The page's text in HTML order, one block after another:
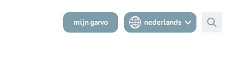
mijn garvo nederlands